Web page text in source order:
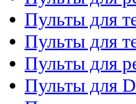
Пульты для
Пульты для
Пульты для
Пульты для